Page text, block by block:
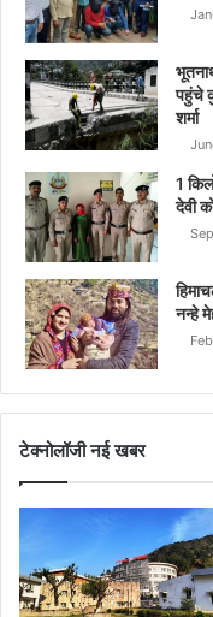
पहुंचे
शर्मा
1
देवी
नन्हे
टेक्नोलॉजी नई खबर